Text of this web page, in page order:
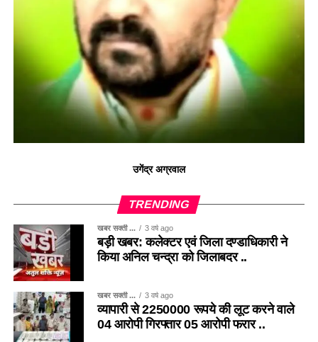
उगेंद्र अग्रवाल
TRENDING
खबर सक्ती ... 3 वर्ष ago
बड़ी खबर: कलेक्टर एवं जिला दण्डाधिकारी ने
किया अनिल चन्द्रा को जिलाबदर ..
खबर सक्ती ... 3 वर्ष ago
व्यापारी से 2250000 रूपये की लूट करने वाले
04 आरोपी गिरफ्तार 05 आरोपी फरार ..